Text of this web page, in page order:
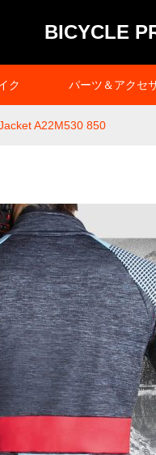
BICYCLE
ク パーツ＆アクセ
A22M530 850